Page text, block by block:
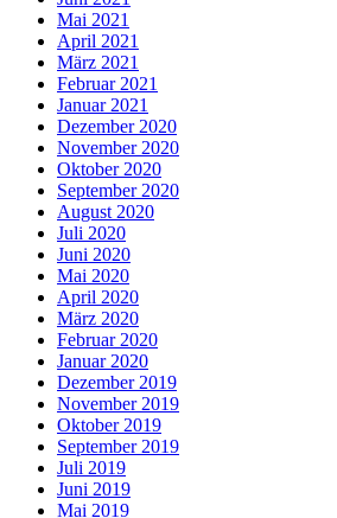
Mai 2021
April 2021
März 2021
Februar 2021
Januar 2021
Dezember 2020
November 2020
Oktober 2020
September 2020
August 2020
Juli 2020
Juni 2020
Mai 2020
April 2020
März 2020
Februar 2020
Januar 2020
Dezember 2019
November 2019
Oktober 2019
September 2019
Juli 2019
Juni 2019
Mai 2019